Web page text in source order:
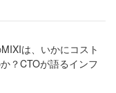
は、いかにコスト
？CTOが語るインフ